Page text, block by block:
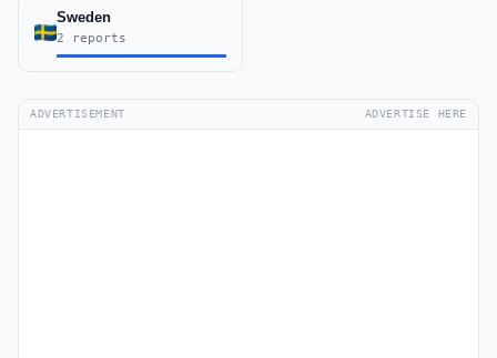
Sweden
2 reports
ADVERTISEMENT ADVERTISE HERE